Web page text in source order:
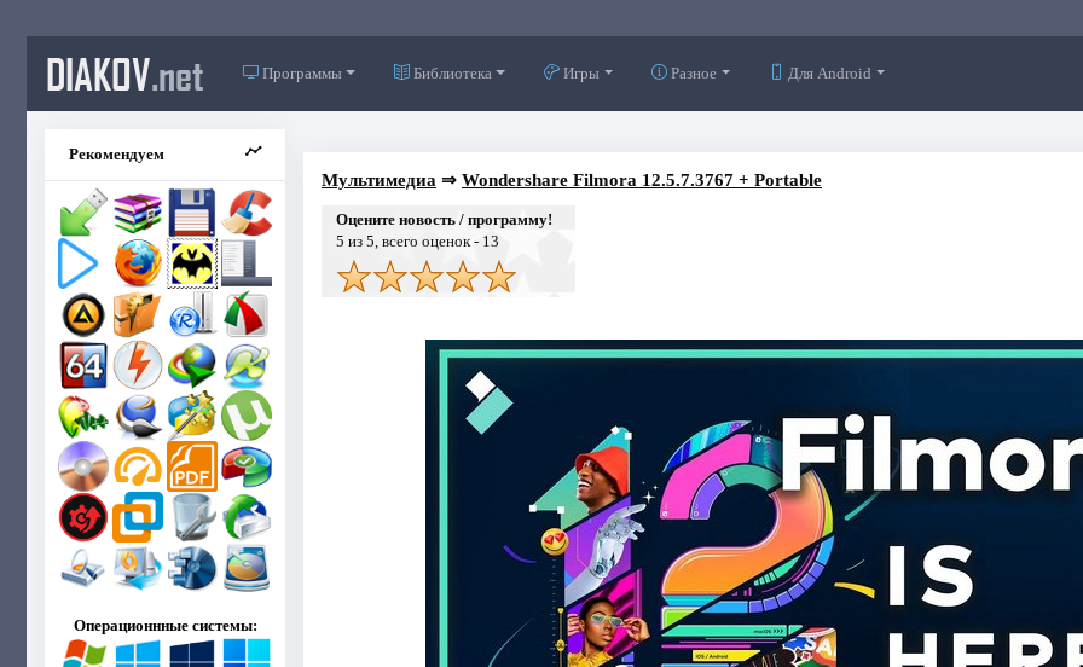
DIAKOV.net Программы Библиотека Игры Разное Для Android
Рекомендуем
Операционнные системы:
Мультимедиа ⇒ Wondershare Filmora 12.5.7.3767 + Portable
Оцените новость / программу!
5 из 5, всего оценок - 13